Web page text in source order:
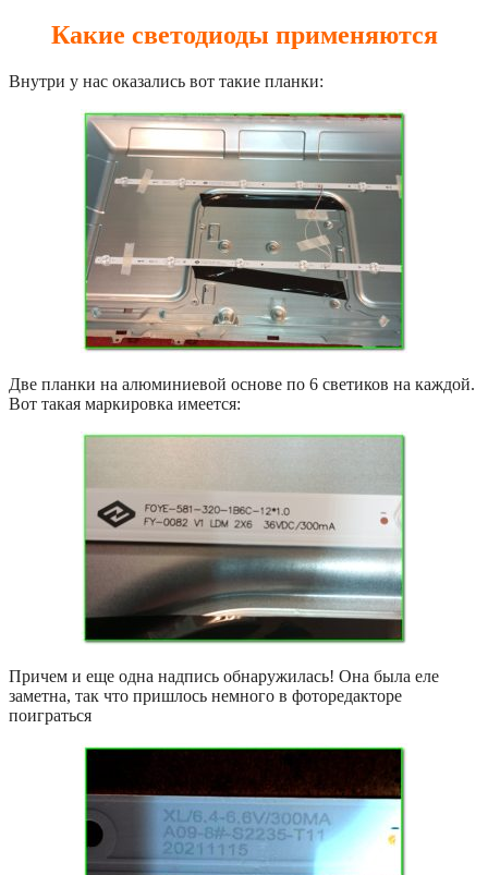
Какие светодиоды применяются
Внутри у нас оказались вот такие планки:
Две планки на алюминиевой основе по 6 светиков на каждой.
Вот такая маркировка имеется:
Причем и еще одна надпись обнаружилась! Она была еле
заметна, так что пришлось немного в фоторедакторе
поиграться